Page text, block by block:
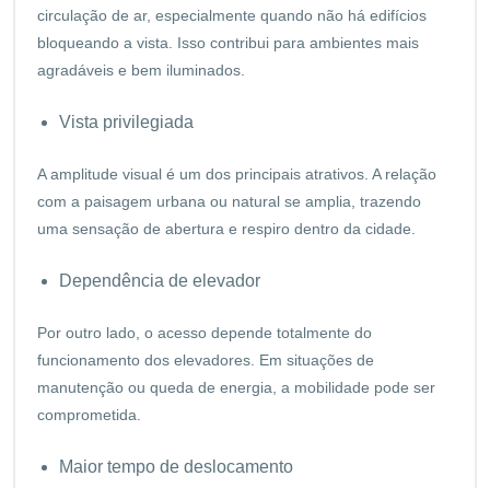
circulação de ar, especialmente quando não há edifícios
bloqueando a vista. Isso contribui para ambientes mais
agradáveis e bem iluminados.
Vista privilegiada
A amplitude visual é um dos principais atrativos. A relação
com a paisagem urbana ou natural se amplia, trazendo
uma sensação de abertura e respiro dentro da cidade.
Dependência de elevador
Por outro lado, o acesso depende totalmente do
funcionamento dos elevadores. Em situações de
manutenção ou queda de energia, a mobilidade pode ser
comprometida.
Maior tempo de deslocamento